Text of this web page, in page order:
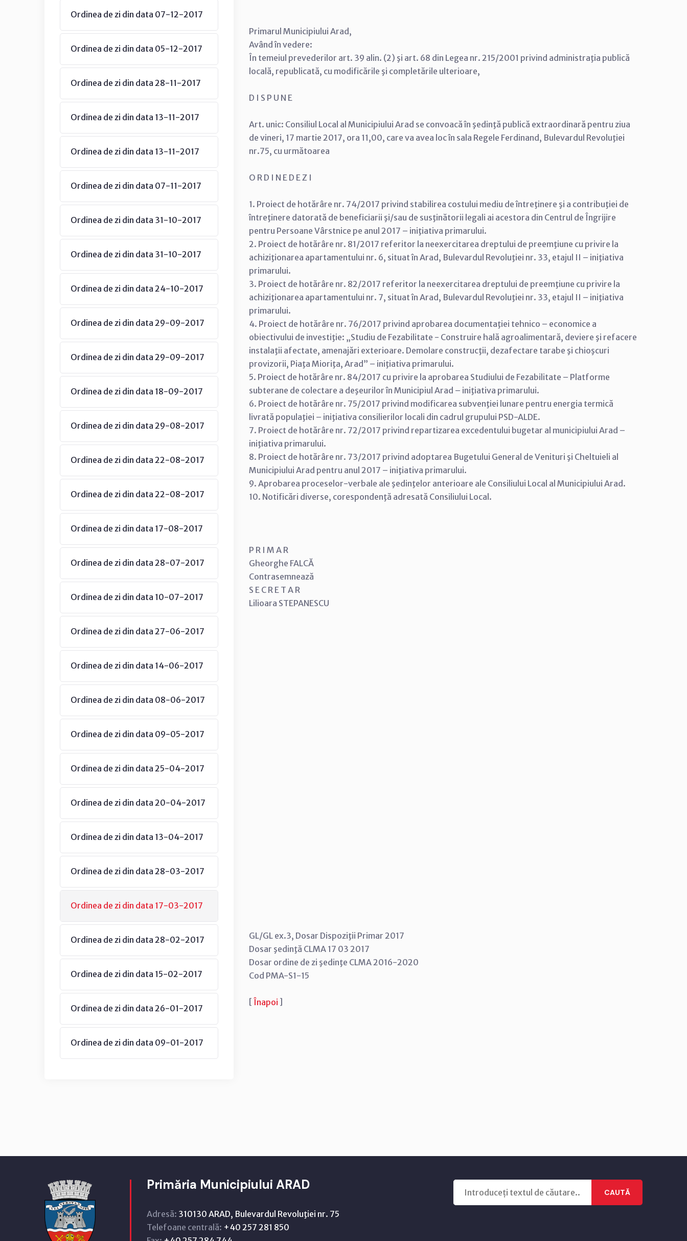
Ordinea de zi din data 07-12-2017
Ordinea de zi din data 05-12-2017
Ordinea de zi din data 28-11-2017
Ordinea de zi din data 13-11-2017
Ordinea de zi din data 13-11-2017
Ordinea de zi din data 07-11-2017
Ordinea de zi din data 31-10-2017
Ordinea de zi din data 31-10-2017
Ordinea de zi din data 24-10-2017
Ordinea de zi din data 29-09-2017
Ordinea de zi din data 29-09-2017
Ordinea de zi din data 18-09-2017
Ordinea de zi din data 29-08-2017
Ordinea de zi din data 22-08-2017
Ordinea de zi din data 22-08-2017
Ordinea de zi din data 17-08-2017
Ordinea de zi din data 28-07-2017
Ordinea de zi din data 10-07-2017
Ordinea de zi din data 27-06-2017
Ordinea de zi din data 14-06-2017
Ordinea de zi din data 08-06-2017
Ordinea de zi din data 09-05-2017
Ordinea de zi din data 25-04-2017
Ordinea de zi din data 20-04-2017
Ordinea de zi din data 13-04-2017
Ordinea de zi din data 28-03-2017
Ordinea de zi din data 17-03-2017
Ordinea de zi din data 28-02-2017
Ordinea de zi din data 15-02-2017
Ordinea de zi din data 26-01-2017
Ordinea de zi din data 09-01-2017
Primarul Municipiului Arad,
Având în vedere:
În temeiul prevederilor art. 39 alin. (2) şi art. 68 din Legea nr. 215/2001 privind administraţia publică
locală, republicată, cu modificările şi completările ulterioare,
D I S P U N E
Art. unic: Consiliul Local al Municipiului Arad se convoacă în şedinţă publică extraordinară pentru ziua
de vineri, 17 martie 2017, ora 11,00, care va avea loc în sala Regele Ferdinand, Bulevardul Revoluţiei
nr.75, cu următoarea
O R D I N E D E Z I
1. Proiect de hotărâre nr. 74/2017 privind stabilirea costului mediu de întreţinere şi a contribuţiei de
întreţinere datorată de beneficiarii şi/sau de susţinătorii legali ai acestora din Centrul de Îngrijire
pentru Persoane Vârstnice pe anul 2017 – iniţiativa primarului.
2. Proiect de hotărâre nr. 81/2017 referitor la neexercitarea dreptului de preemţiune cu privire la
achiziţionarea apartamentului nr. 6, situat în Arad, Bulevardul Revoluţiei nr. 33, etajul II – iniţiativa
primarului.
3. Proiect de hotărâre nr. 82/2017 referitor la neexercitarea dreptului de preemţiune cu privire la
achiziţionarea apartamentului nr. 7, situat în Arad, Bulevardul Revoluţiei nr. 33, etajul II – iniţiativa
primarului.
4. Proiect de hotărâre nr. 76/2017 privind aprobarea documentaţiei tehnico – economice a
obiectivului de investiţie: „Studiu de Fezabilitate - Construire hală agroalimentară, deviere şi refacere
instalaţii afectate, amenajări exterioare. Demolare construcţii, dezafectare tarabe şi chioşcuri
provizorii, Piaţa Mioriţa, Arad” – iniţiativa primarului.
5. Proiect de hotărâre nr. 84/2017 cu privire la aprobarea Studiului de Fezabilitate – Platforme
subterane de colectare a deşeurilor în Municipiul Arad – iniţiativa primarului.
6. Proiect de hotărâre nr. 75/2017 privind modificarea subvenţiei lunare pentru energia termică
livrată populaţiei – iniţiativa consilierilor locali din cadrul grupului PSD-ALDE.
7. Proiect de hotărâre nr. 72/2017 privind repartizarea excedentului bugetar al municipiului Arad –
iniţiativa primarului.
8. Proiect de hotărâre nr. 73/2017 privind adoptarea Bugetului General de Venituri şi Cheltuieli al
Municipiului Arad pentru anul 2017 – iniţiativa primarului.
9. Aprobarea proceselor-verbale ale şedinţelor anterioare ale Consiliului Local al Municipiului Arad.
10. Notificări diverse, corespondenţă adresată Consiliului Local.
P R I M A R
Gheorghe FALCĂ
Contrasemnează
S E C R E T A R
Lilioara STEPANESCU
GL/GL ex.3, Dosar Dispoziţii Primar 2017
Dosar şedinţă CLMA 17 03 2017
Dosar ordine de zi şedinţe CLMA 2016-2020
Cod PMA-S1-15
[ Înapoi ]
Primăria Municipiului ARAD
Adresă: 310130 ARAD, Bulevardul Revoluţiei nr. 75
Telefoane centrală: +40 257 281 850
CAUTĂ